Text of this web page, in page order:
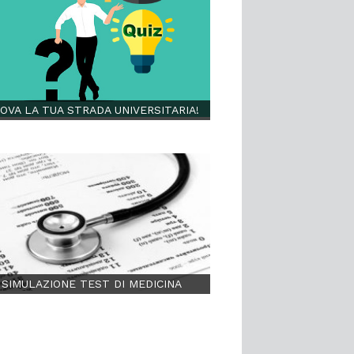
LA TUA STRADA UNIVERSITARIA!
SIMULAZIONE TEST DI MEDICINA